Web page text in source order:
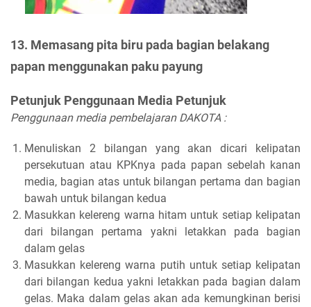
13. Memasang pita biru pada bagian belakang
papan menggunakan paku payung
Petunjuk Penggunaan Media Petunjuk
Penggunaan media pembelajaran DAKOTA :
Menuliskan 2 bilangan yang akan dicari kelipatan
persekutuan atau KPKnya pada papan sebelah kanan
media, bagian atas untuk bilangan pertama dan bagian
bawah untuk bilangan kedua
Masukkan kelereng warna hitam untuk setiap kelipatan
dari bilangan pertama yakni letakkan pada bagian
dalam gelas
Masukkan kelereng warna putih untuk setiap kelipatan
dari bilangan kedua yakni letakkan pada bagian dalam
gelas. Maka dalam gelas akan ada kemungkinan berisi